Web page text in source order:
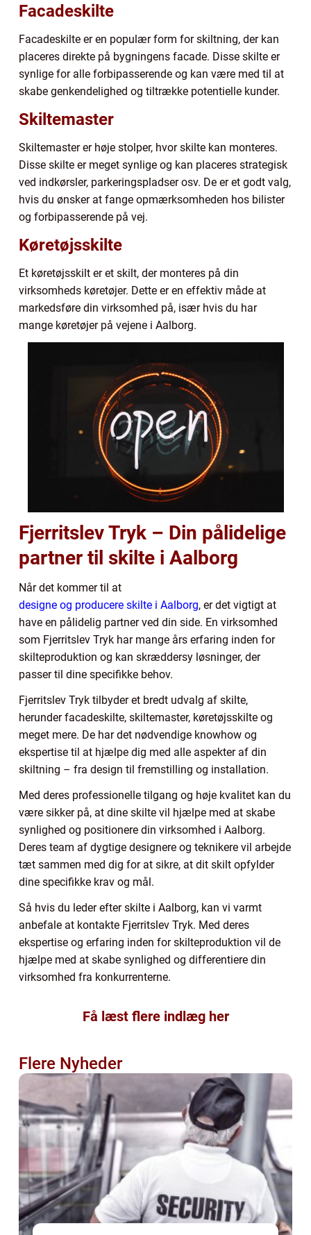
Facadeskilte
Facadeskilte er en populær form for skiltning, der kan
placeres direkte på bygningens facade. Disse skilte er
synlige for alle forbipasserende og kan være med til at
skabe genkendelighed og tiltrække potentielle kunder.
Skiltemaster
Skiltemaster er høje stolper, hvor skilte kan monteres.
Disse skilte er meget synlige og kan placeres strategisk
ved indkørsler, parkeringspladser osv. De er et godt valg,
hvis du ønsker at fange opmærksomheden hos bilister
og forbipasserende på vej.
Køretøjsskilte
Et køretøjsskilt er et skilt, der monteres på din
virksomheds køretøjer. Dette er en effektiv måde at
markedsføre din virksomhed på, især hvis du har
mange køretøjer på vejene i Aalborg.
Fjerritslev Tryk – Din pålidelige
partner til skilte i Aalborg
Når det kommer til at
designe og producere skilte i Aalborg, er det vigtigt at
have en pålidelig partner ved din side. En virksomhed
som Fjerritslev Tryk har mange års erfaring inden for
skilteproduktion og kan skræddersy løsninger, der
passer til dine specifikke behov.
Fjerritslev Tryk tilbyder et bredt udvalg af skilte,
herunder facadeskilte, skiltemaster, køretøjsskilte og
meget mere. De har det nødvendige knowhow og
ekspertise til at hjælpe dig med alle aspekter af din
skiltning – fra design til fremstilling og installation.
Med deres professionelle tilgang og høje kvalitet kan du
være sikker på, at dine skilte vil hjælpe med at skabe
synlighed og positionere din virksomhed i Aalborg.
Deres team af dygtige designere og teknikere vil arbejde
tæt sammen med dig for at sikre, at dit skilt opfylder
dine specifikke krav og mål.
Så hvis du leder efter skilte i Aalborg, kan vi varmt
anbefale at kontakte Fjerritslev Tryk. Med deres
ekspertise og erfaring inden for skilteproduktion vil de
hjælpe med at skabe synlighed og differentiere din
virksomhed fra konkurrenterne.
Få læst flere indlæg her
Flere Nyheder